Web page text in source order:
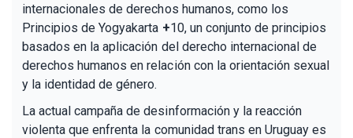
internacionales de derechos humanos, como los
Principios de Yogyakarta +10, un conjunto de principios
basados en la aplicación del derecho internacional de
derechos humanos en relación con la orientación sexual
y la identidad de género.
La actual campaña de desinformación y la reacción
violenta que enfrenta la comunidad trans en Uruguay es